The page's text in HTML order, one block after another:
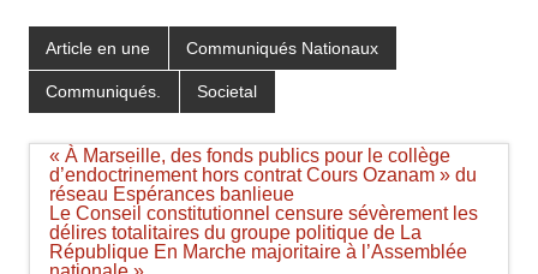
Article en une Communiqués Nationaux
Communiqués. Societal
Navigation
de
l’article
« À Marseille, des fonds publics pour le collège
d’endoctrinement hors contrat Cours Ozanam » du
réseau Espérances banlieue
Le Conseil constitutionnel censure sévèrement les
délires totalitaires du groupe politique de La
République En Marche majoritaire à l’Assemblée